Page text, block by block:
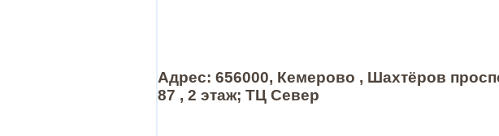
Адрес: 656000, Кемерово , Шахтёров
87 , 2 этаж; ТЦ Север